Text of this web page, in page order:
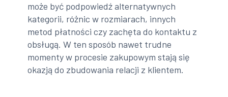
może być podpowiedź alternatywnych
kategorii, różnic w rozmiarach, innych
metod płatności czy zachęta do kontaktu z
obsługą. W ten sposób nawet trudne
momenty w procesie zakupowym stają się
okazją do zbudowania relacji z klientem.